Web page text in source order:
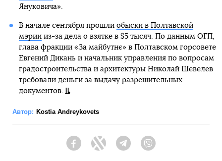
Януковича».
В начале сентября прошли обыски в Полтавской
мэриииз-за дела о взятке в $5 тысяч. По данным ОГП,
глава фракции «За майбутнє» в Полтавском горсовете
Евгений Дикань и начальник управления по вопросам
градостроительства и архитектуры Николай Шевелев
требовали деньги за выдачу разрешительных
документов.
Автор: Kostia Andreykovets
FacebookTwitter Telegram